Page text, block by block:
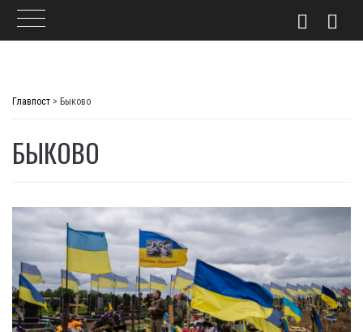
Главпост > Быково
БЫКОВО